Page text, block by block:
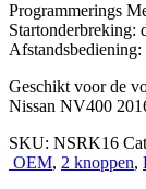
Programmerings
Startonderbreking:
Geschikt voor de
Nissan NV400
SKU: NSRK16
OEM, 2 knoppen,